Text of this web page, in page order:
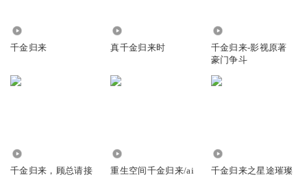
千金归来 真千金归来时
千金归来-影视原著
豪门争斗
千金归来，顾总请接
重生空间千金归来/ai 千金归来之星途璀璨